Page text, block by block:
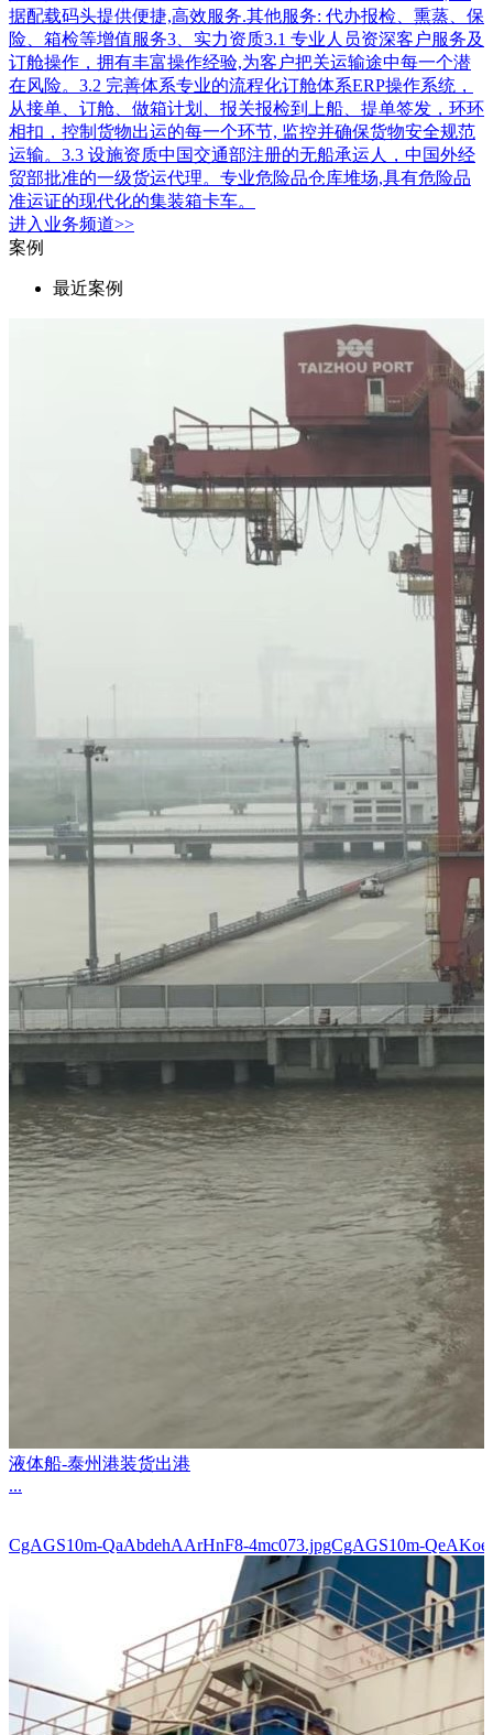
据配载码头提供便捷,高效服务.其他服务: 代办报检、熏蒸、保
险、箱检等增值服务3、实力资质3.1 专业人员资深客户服务及
订舱操作，拥有丰富操作经验,为客户把关运输途中每一个潜
在风险。3.2 完善体系专业的流程化订舱体系ERP操作系统，
从接单、订舱、做箱计划、报关报检到上船、提单签发，环环
相扣，控制货物出运的每一个环节, 监控并确保货物安全规范
运输。3.3 设施资质中国交通部注册的无船承运人，中国外经
贸部批准的一级货运代理。专业危险品仓库堆场,具有危险品
准运证的现代化的集装箱卡车。
进入 业务频道>>
案例
最近案例
液体船-泰州港装货出港
...
CgAGS10m-QaAbdehAArHnF8-4mc073.jpgCgAGS10m-